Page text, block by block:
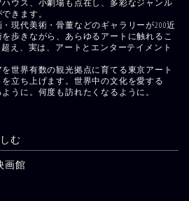
ウス、小劇場も点在し、多彩なジャンル
きます。
現代美術・骨董などのギャラリーが200近
歩きながら、あらゆるアートに触れるこ
え、実は、アートとエンターテイメント
世界有数の観光拠点に育てる東京アート
立ち上げます。世界中の文化を愛する
うに。何度も訪れたくなるように。
む
画館